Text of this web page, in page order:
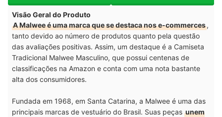
Visão Geral do Produto
A Malwee é uma marca que se destaca nos e-commerces,
tanto devido ao número de produtos quanto pela questão
das avaliações positivas. Assim, um destaque é a Camiseta
Tradicional Malwee Masculino, que possui centenas de
classificações na Amazon e conta com uma nota bastante
alta dos consumidores.
Fundada em 1968, em Santa Catarina, a Malwee é uma das
principais marcas de vestuário do Brasil. Suas peças unem